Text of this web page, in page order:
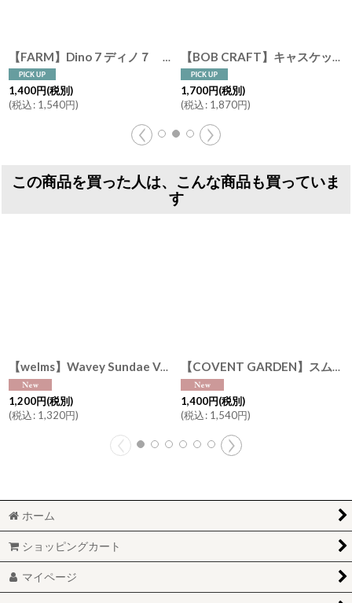
【FARM】Dino 7 ディノ７ セメント 鉢カバー ゴールド シルバー Gold Silver
1,400円(税別)
(税込: 1,540円)
【BOB CRAFT】キャスケット S 15cm ガラス フラワーベース クリア モーヴピンク グレイ 花瓶 Casquette
1,700円(税別)
(税込: 1,870円)
この商品を買った人は、こんな商品も買っていま
す
【welms】Wavey Sundae Vase M サンデーベース H187mm ガラス フラワーベース 花瓶 ウェルムズ
1,200円(税別)
(税込: 1,320円)
【COVENT GARDEN】スムースシリンダーベース H15cm シンプル ガラスの花瓶 コベントガーデン
1,400円(税別)
(税込: 1,540円)
ホーム
ショッピングカート
マイページ